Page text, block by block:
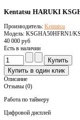
Kentatsu HARUKI
Производитель: Kentatsu
Модель: KSGHA50HFRN1/
40 000 руб
Есть в наличии
Описание
Отзывы (0)
Работа по таймеру
Цифровой дисплей